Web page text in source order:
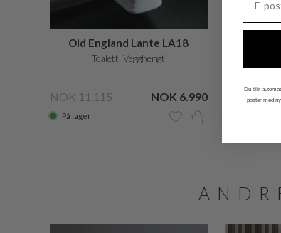
Old England Lante LA18
Toalett, Vegghengt
NOK 11.115 NOK 6.990
På lager
Du blir
poster med